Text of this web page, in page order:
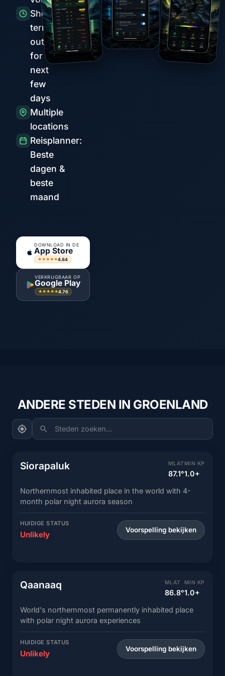
Short-
term
outlook
for the
next
few
days
Multiple
locations
Reisplanner:
Beste
dagen &
beste
maand
DOWNLOAD IN DE
App Store
★★★★★4.84
VERKRIJGBAAR OP
Google Play
★★★★★4.76
ANDERE STEDEN IN GROENLAND
Steden zoeken...
Siorapaluk MLAT
87.1°
MIN KP
1.0+
Northernmost inhabited place in the world with 4-
month polar night aurora season
HUIDIGE STATUS
Unlikely Voorspelling bekijken
Qaanaaq MLAT
86.8°
MIN KP
1.0+
World's northernmost permanently inhabited place
with polar night aurora experiences
HUIDIGE STATUS
Unlikely Voorspelling bekijken